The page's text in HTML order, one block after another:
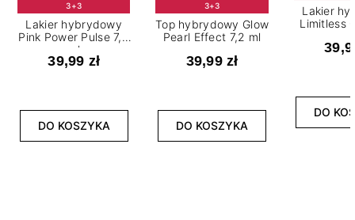
3+3
Lakier hybrydowy
Pink Power Pulse 7,2
ml
39,99 zł
DO KOSZYKA
3+3
Top hybrydowy Glow
Pearl Effect 7,2 ml
39,99 zł
DO KOSZYKA
Lakier
Limitless
DO